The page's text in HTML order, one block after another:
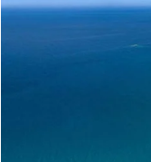
71
m²
GGR1771